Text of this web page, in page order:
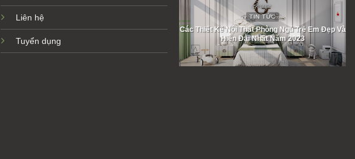
Liên hệ
Tuyển dụng
Các Thiết Kế Nội Thất Phòng Ngủ Trẻ Em Đẹp Và
TIN TỨC
20+ Mẫu Thiết Kế Phòng Ngủ Master Đẹp,
Trọng Đang Thịnh Hành Trong Năm